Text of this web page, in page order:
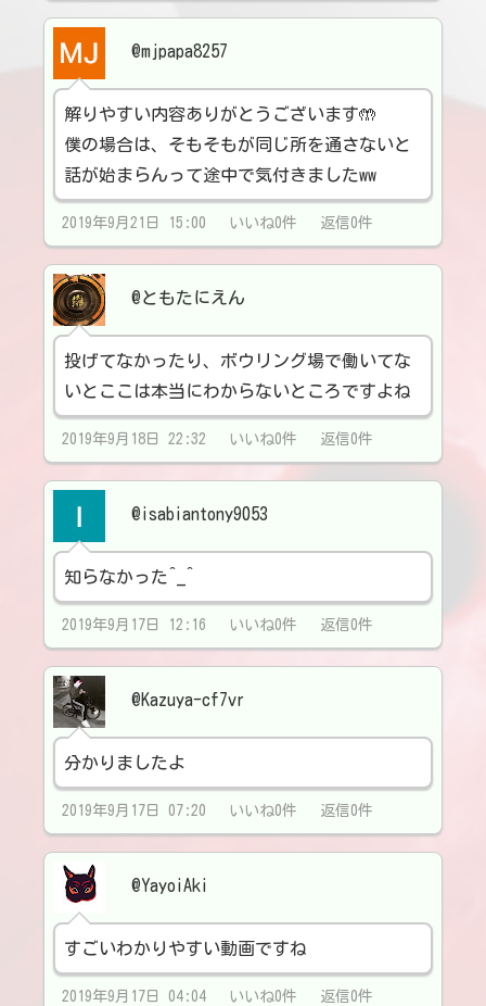
@mjpapa8257
解りやすい内容ありがとうございます🤲
僕の場合は、そもそもが同じ所を通さないと
話が始まらんって途中で気付きましたww
2019年9月21日 15:00 いいね0件 返信0件
@ともたにえん
投げてなかったり、ボウリング場で働いてな
いとここは本当にわからないところですよね
2019年9月18日 22:32 いいね0件 返信0件
@isabiantony9053
知らなかった^_^
2019年9月17日 12:16 いいね0件 返信0件
@Kazuya-cf7vr
分かりましたよ
2019年9月17日 07:20 いいね0件 返信0件
@YayoiAki
すごいわかりやすい動画ですね
2019年9月17日 04:04 いいね0件 返信0件